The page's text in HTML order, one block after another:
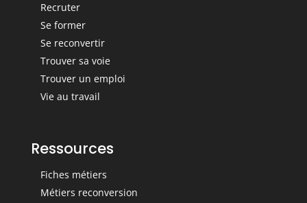
Recruter
Se former
Se reconvertir
Trouver sa voie
Trouver un emploi
Vie au travail
Ressources
Fiches métiers
Métiers reconversion